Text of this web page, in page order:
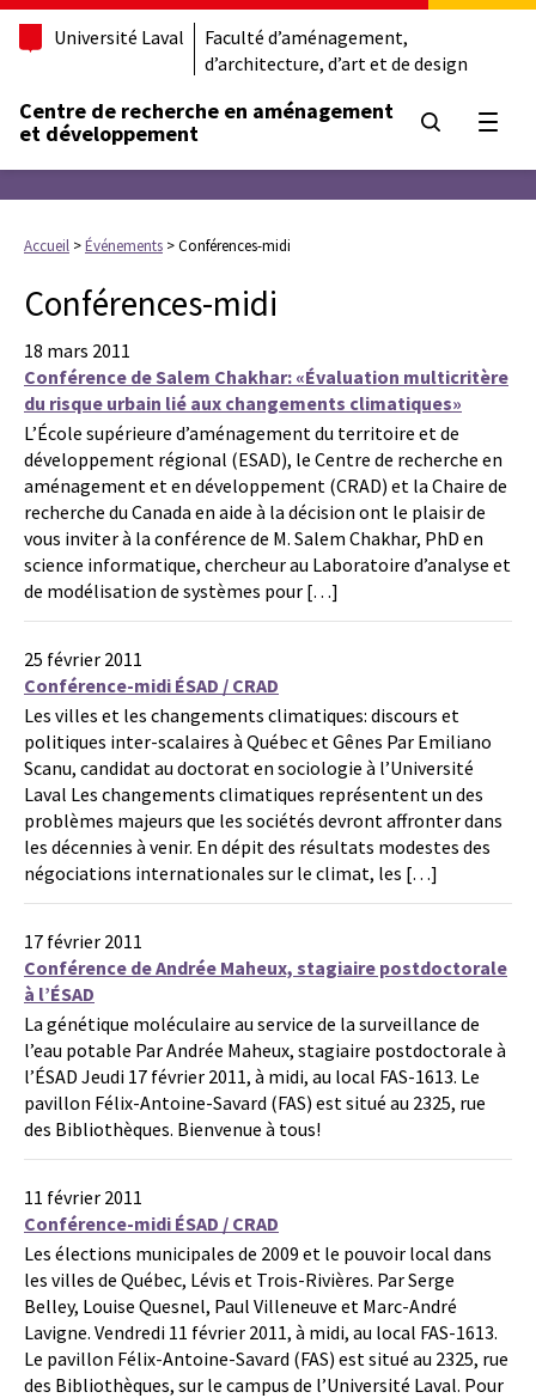
Université Laval
Faculté d’aménagement,
d’architecture, d’art et de design
Centre de recherche en aménagement
et développement
Accueil >Événements >Conférences-midi
Conférences-midi
18 mars 2011
Conférence de Salem Chakhar: «Évaluation multicritère
du risque urbain lié aux changements climatiques»
L’École supérieure d’aménagement du territoire et de
développement régional (ESAD), le Centre de recherche en
aménagement et en développement (CRAD) et la Chaire de
recherche du Canada en aide à la décision ont le plaisir de
vous inviter à la conférence de M. Salem Chakhar, PhD en
science informatique, chercheur au Laboratoire d’analyse et
de modélisation de systèmes pour […]
25 février 2011
Conférence-midi ÉSAD / CRAD
Les villes et les changements climatiques: discours et
politiques inter-scalaires à Québec et Gênes Par Emiliano
Scanu, candidat au doctorat en sociologie à l’Université
Laval Les changements climatiques représentent un des
problèmes majeurs que les sociétés devront affronter dans
les décennies à venir. En dépit des résultats modestes des
négociations internationales sur le climat, les […]
17 février 2011
Conférence de Andrée Maheux, stagiaire postdoctorale
à l’ÉSAD
La génétique moléculaire au service de la surveillance de
l’eau potable Par Andrée Maheux, stagiaire postdoctorale à
l’ÉSAD Jeudi 17 février 2011, à midi, au local FAS-1613. Le
pavillon Félix-Antoine-Savard (FAS) est situé au 2325, rue
des Bibliothèques. Bienvenue à tous!
11 février 2011
Conférence-midi ÉSAD / CRAD
Les élections municipales de 2009 et le pouvoir local dans
les villes de Québec, Lévis et Trois-Rivières. Par Serge
Belley, Louise Quesnel, Paul Villeneuve et Marc-André
Lavigne. Vendredi 11 février 2011, à midi, au local FAS-1613.
Le pavillon Félix-Antoine-Savard (FAS) est situé au 2325, rue
des Bibliothèques, sur le campus de l’Université Laval. Pour